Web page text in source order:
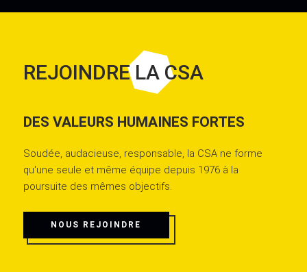
REJOINDRE LA CSA
DES VALEURS HUMAINES FORTES
Soudée, audacieuse, responsable, la CSA ne forme
qu'une seule et même équipe depuis 1976 à la
poursuite des mêmes objectifs.
NOUS REJOINDRE